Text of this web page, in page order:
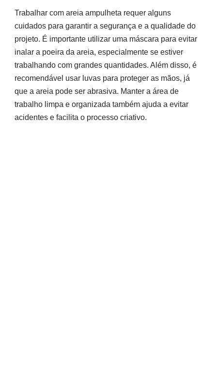
Trabalhar com areia ampulheta requer alguns
cuidados para garantir a segurança e a qualidade do
projeto. É importante utilizar uma máscara para evitar
inalar a poeira da areia, especialmente se estiver
trabalhando com grandes quantidades. Além disso, é
recomendável usar luvas para proteger as mãos, já
que a areia pode ser abrasiva. Manter a área de
trabalho limpa e organizada também ajuda a evitar
acidentes e facilita o processo criativo.